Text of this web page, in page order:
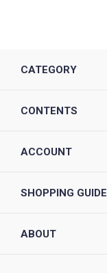
CATEGORY
CONTENTS
ACCOUNT
SHOPPING GUIDE
ABOUT